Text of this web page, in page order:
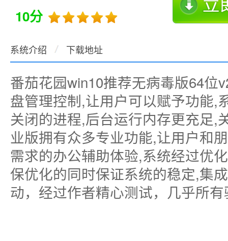
10分
系统介绍 下载地址
番茄花园win10推荐无病毒版64位
盘管理控制,让用户可以赋予功能,
关闭的进程,后台运行内存更充足,
业版拥有众多专业功能,让用户和
需求的办公辅助体验,系统经过优
保优化的同时保证系统的稳定,集
动，经过作者精心测试，几乎所